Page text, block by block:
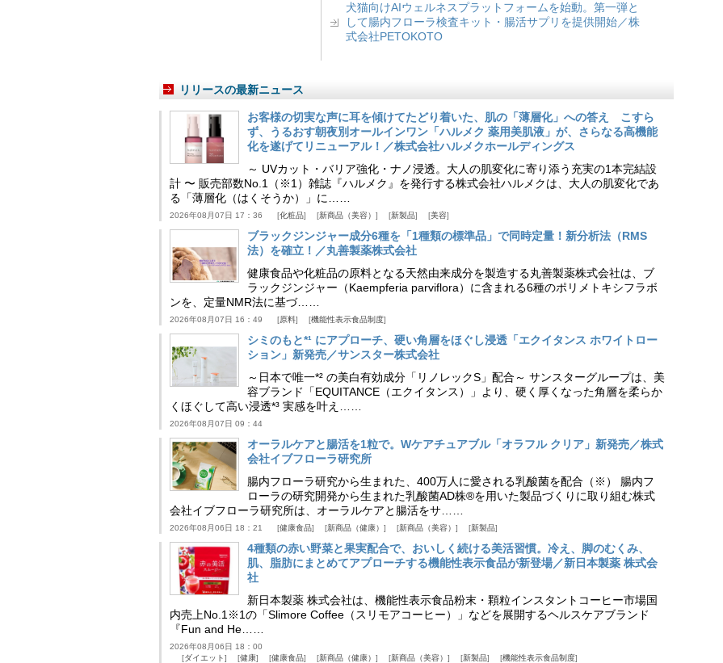
犬猫向けAIウェルネスプラットフォームを始動。第一弾と
して腸内フローラ検査キット・腸活サプリを提供開始／株
式会社PETOKOTO
リリースの最新ニュース
お客様の切実な声に耳を傾けてたどり着いた、肌の「薄層化」への答え こすら
ず、うるおす朝夜別オールインワン「ハルメク 薬用美肌液」が、さらなる高機能
化を遂げてリニューアル！／株式会社ハルメクホールディングス
～ UVカット・バリア強化・ナノ浸透。大人の肌変化に寄り添う充実の1本完結設
計 〜 販売部数No.1（※1）雑誌『ハルメク』を発行する株式会社ハルメクは、大人の肌変化であ
る「薄層化（はくそうか）」に……
2026年08月07日 17：36 化粧品 新商品（美容） 新製品 美容
ブラックジンジャー成分6種を「1種類の標準品」で同時定量！新分析法（RMS
法）を確立！／丸善製薬株式会社
健康食品や化粧品の原料となる天然由来成分を製造する丸善製薬株式会社は、ブ
ラックジンジャー（Kaempferia parviflora）に含まれる6種のポリメトキシフラボ
ンを、定量NMR法に基づ……
2026年08月07日 16：49 原料 機能性表示食品制度
シミのもと*¹ にアプローチ、硬い角層をほぐし浸透「エクイタンス ホワイトロー
ション」新発売／サンスター株式会社
～日本で唯一*² の美白有効成分「リノレックS」配合～ サンスターグループは、美
容ブランド「EQUITANCE（エクイタンス）」より、硬く厚くなった角層を柔らか
くほぐして高い浸透*³ 実感を叶え……
2026年08月07日 09：44
オーラルケアと腸活を1粒で。Wケアチュアブル「オラフル クリア」新発売／株式
会社イブフローラ研究所
腸内フローラ研究から生まれた、400万人に愛される乳酸菌を配合（※） 腸内フ
ローラの研究開発から生まれた乳酸菌AD株®を用いた製品づくりに取り組む株式
会社イブフローラ研究所は、オーラルケアと腸活をサ……
2026年08月06日 18：21 健康食品 新商品（健康） 新商品（美容） 新製品
4種類の赤い野菜と果実配合で、おいしく続ける美活習慣。冷え、脚のむくみ、
肌、脂肪にまとめてアプローチする機能性表示食品が新登場／新日本製薬 株式会
社
新日本製薬 株式会社は、機能性表示食品粉末・顆粒インスタントコーヒー市場国
内売上No.1※1の「Slimore Coffee（スリモアコーヒー）」などを展開するヘルスケアブランド
『Fun and He……
2026年08月06日 18：00
ダイエット
健康 健康食品 新商品（健康） 新商品（美容） 新製品 機能性表示食品制度